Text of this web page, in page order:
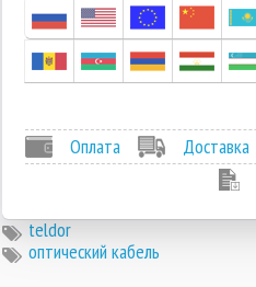
-1
Оплата
Доставка
teldor
оптический кабель